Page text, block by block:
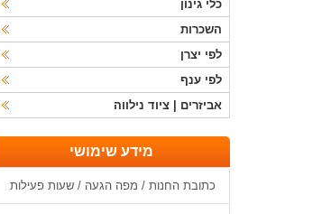
כלי גינון
השכרות
לפי יצרן
לפי ענף
אביזרים | ציוד נילווה
מידע שימושי
כתובת החנות / מפה הגעה / שעות פעילות